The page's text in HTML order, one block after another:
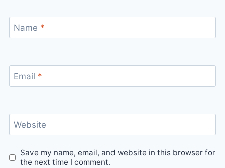
Name *
Email *
Website
Save my name, email, and website in this browser for
the next time I comment.